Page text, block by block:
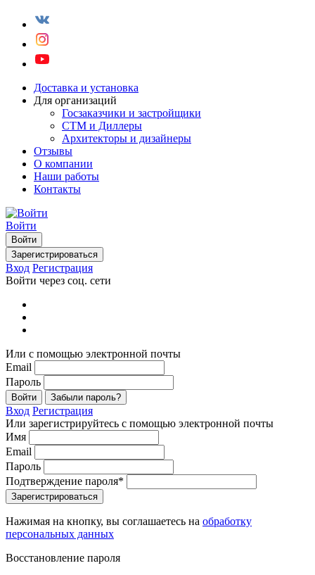
Доставка и установка
Для организаций
Госзаказчики и застройщики
СТМ и Диллеры
Архитекторы и дизайнеры
Отзывы
О компании
Наши работы
Контакты
Войти
Войти
Зарегистрироваться
Вход Регистрация
Войти через соц. сети
Или с помощью электронной почты
Email
Пароль
Войти Забыли пароль?
Вход Регистрация
Или зарегистрируйтесь с помощью электронной почты
Имя
Email
Пароль
Подтверждение пароля*
Зарегистрироваться
Нажимая на кнопку, вы соглашаетесь на обработку
персональных данных
Восстановление пароля